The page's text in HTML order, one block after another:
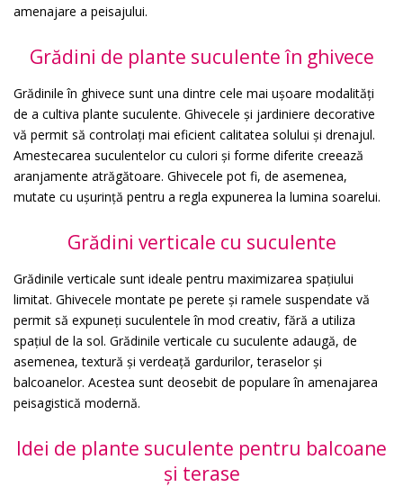
amenajare a peisajului.
Grădini de plante suculente în ghivece
Grădinile în ghivece sunt una dintre cele mai ușoare modalități
de a cultiva plante suculente. Ghivecele și jardiniere decorative
vă permit să controlați mai eficient calitatea solului și drenajul.
Amestecarea suculentelor cu culori și forme diferite creează
aranjamente atrăgătoare. Ghivecele pot fi, de asemenea,
mutate cu ușurință pentru a regla expunerea la lumina soarelui.
Grădini verticale cu suculente
Grădinile verticale sunt ideale pentru maximizarea spațiului
limitat. Ghivecele montate pe perete și ramele suspendate vă
permit să expuneți suculentele în mod creativ, fără a utiliza
spațiul de la sol. Grădinile verticale cu suculente adaugă, de
asemenea, textură și verdeață gardurilor, teraselor și
balcoanelor. Acestea sunt deosebit de populare în amenajarea
peisagistică modernă.
Idei de plante suculente pentru balcoane
și terase